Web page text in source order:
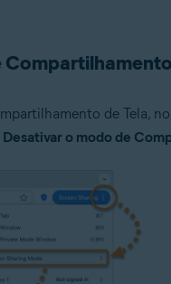
de Tela,
Desativar o modo de